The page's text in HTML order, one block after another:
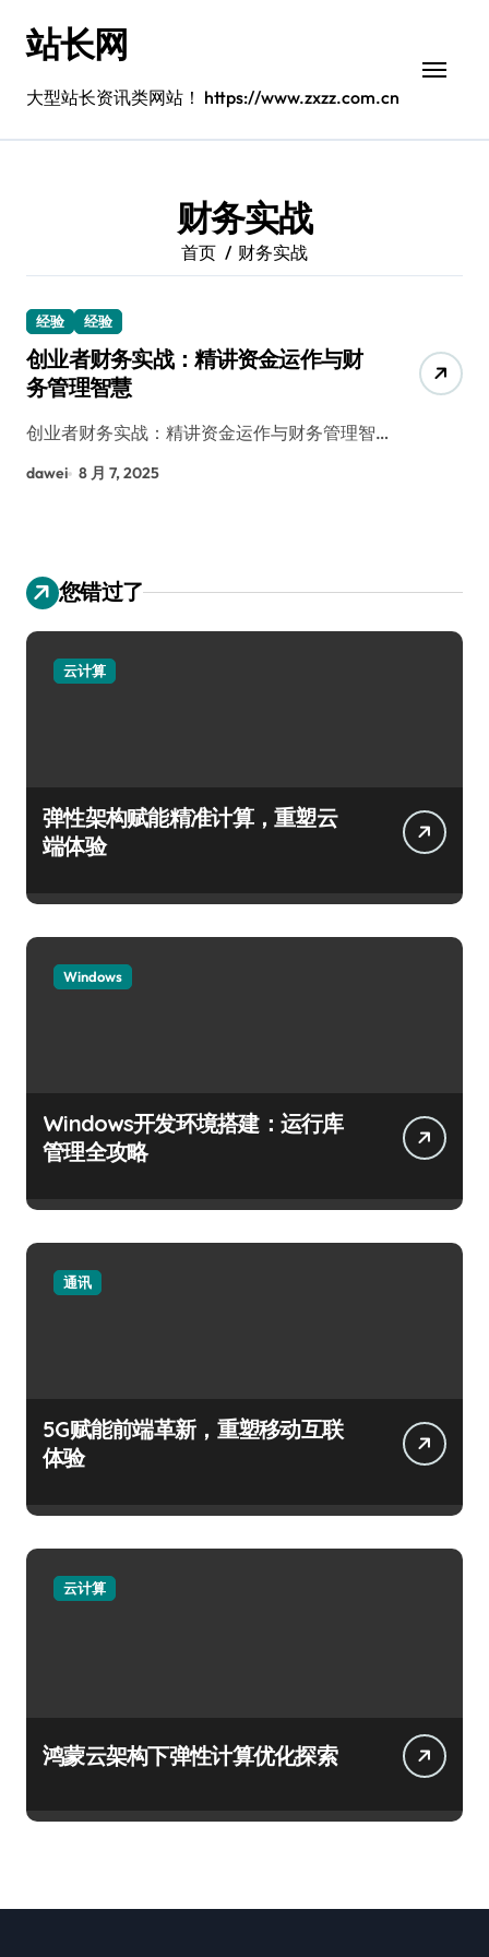
站长网
大型站长资讯类网站！ https://www.zxzz.com.cn
财务实战
首页 财务实战
经验 经验
创业者财务实战：精讲资金运作与财
务管理智慧
创业者财务实战：精讲资金运作与财务管理智…
dawei 8 月 7, 2025
您错过了
云计算
弹性架构赋能精准计算，重塑云
端体验
Windows
Windows开发环境搭建：运行库
管理全攻略
通讯
5G赋能前端革新，重塑移动互联
体验
云计算
鸿蒙云架构下弹性计算优化探索